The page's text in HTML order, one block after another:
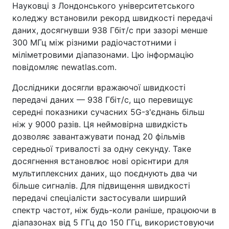
Науковці з Лондонського університетського
коледжу встановили рекорд швидкості передачі
даних, досягнувши 938 Гбіт/с при зазорі менше
300 МГц між різними радіочастотними і
міліметровими діапазонами. Цю інформацію
повідомляє newatlas.com.
Дослідники досягли вражаючої швидкості
передачі даних — 938 Гбіт/с, що перевищує
середні показники сучасних 5G-з'єднань більш
ніж у 9000 разів. Ця неймовірна швидкість
дозволяє завантажувати понад 20 фільмів
середньої тривалості за одну секунду. Таке
досягнення встановлює нові орієнтири для
мультиплексних даних, що поєднують два чи
більше сигналів. Для підвищення швидкості
передачі спеціалісти застосували ширший
спектр частот, ніж будь-коли раніше, працюючи в
діапазонах від 5 ГГц до 150 ГГц, використовуючи